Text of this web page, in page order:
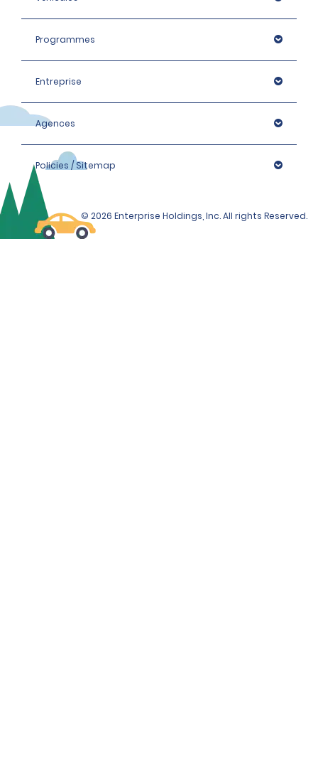
Programmes
Entreprise
Agences
Policies / Sitemap
© 2026 Enterprise Holdings, Inc. All rights Reserved.